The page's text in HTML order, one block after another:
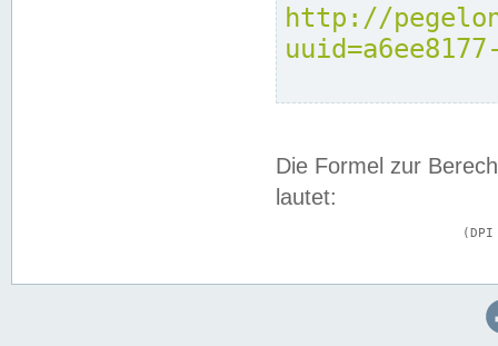
http://
Die Formel zur
lautet: